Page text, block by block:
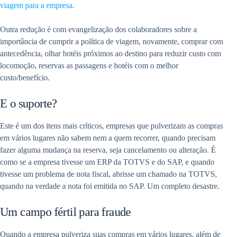
viagem para a empresa.
Outra redução é com evangelização dos colaboradores sobre a
importância de cumprir a política de viagem, novamente, comprar com
antecedência, olhar hotéis próximos ao destino para reduzir custo com
locomoção, reservas as passagens e hotéis com o melhor
custo/benefício.
E o suporte?
Este é um dos itens mais críticos, empresas que pulverizam as compras
em vários lugares não sabem nem a quem recorrer, quando precisam
fazer alguma mudança na reserva, seja cancelamento ou alteração. É
como se a empresa tivesse um ERP da TOTVS e do SAP, e quando
tivesse um problema de nota fiscal, abrisse um chamado na TOTVS,
quando na verdade a nota foi emitida no SAP. Um completo desastre.
Um campo fértil para fraude
Quando a empresa pulveriza suas compras em vários lugares, além de